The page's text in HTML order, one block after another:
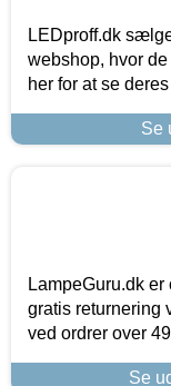
LEDproff.dk
webshop, hvor
her for at se
Se
LampeGuru.dk
gratis returnering
ved ordrer over
Se